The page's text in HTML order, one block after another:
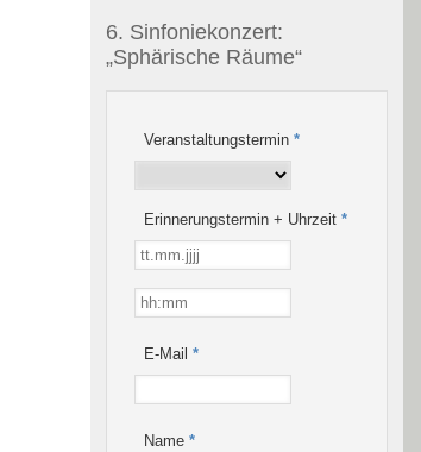
6. Sinfoniekonzert:
„Sphärische Räume“
Veranstaltungstermin*
Erinnerungstermin + Uhrzeit*
E-Mail*
Name*